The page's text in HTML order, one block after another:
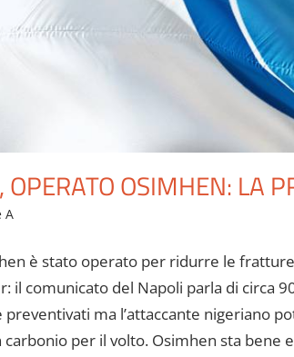
OPERATO OSIMHEN: LA
2021
A
è stato operato per ridurre le
il comunicato del Napoli parla di circa
preventivati ma l’attaccante nigeriano
per il volto. Osimhen sta bene